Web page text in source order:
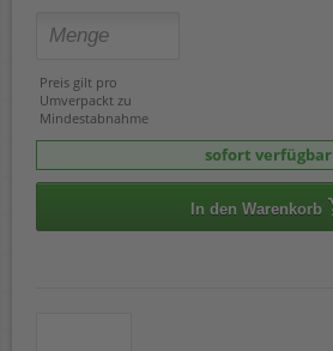
Preis gilt pro
Umverpackt zu
Mindestabnahme
sofort verfügbar
In den Warenkorb